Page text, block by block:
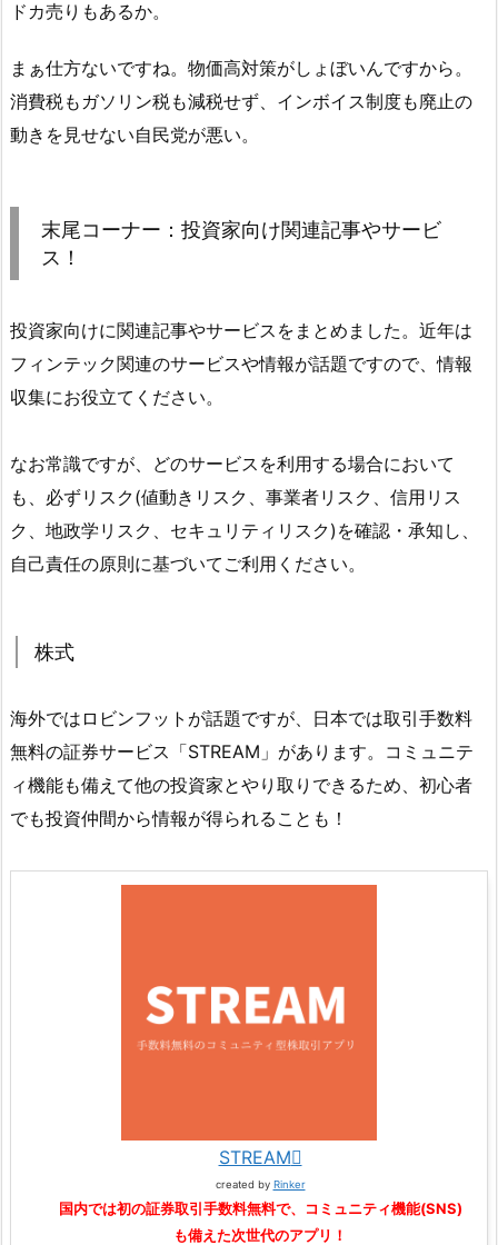
ドカ売りもあるか。
まぁ仕方ないですね。物価高対策がしょぼいんですから。
消費税もガソリン税も減税せず、インボイス制度も廃止の
動きを見せない自民党が悪い。
末尾コーナー：投資家向け関連記事やサービ
ス！
投資家向けに関連記事やサービスをまとめました。近年は
フィンテック関連のサービスや情報が話題ですので、情報
収集にお役立てください。
なお常識ですが、どのサービスを利用する場合において
も、必ずリスク(値動きリスク、事業者リスク、信用リス
ク、地政学リスク、セキュリティリスク)を確認・承知し、
自己責任の原則に基づいてご利用ください。
株式
海外ではロビンフットが話題ですが、日本では取引手数料
無料の証券サービス「STREAM」があります。コミュニテ
ィ機能も備えて他の投資家とやり取りできるため、初心者
でも投資仲間から情報が得られることも！
STREAM
created by Rinker
国内では初の証券取引手数料無料で、コミュニティ機能(SNS)
も備えた次世代のアプリ！